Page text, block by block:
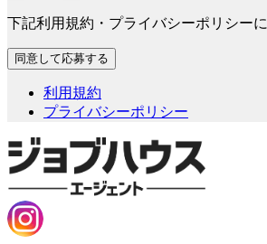
下記利用規約・プライバシーポリシーに
利用規約
プライバシーポリシー